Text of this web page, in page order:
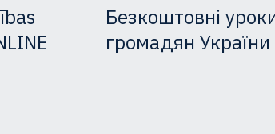
Безкоштовні
громадян